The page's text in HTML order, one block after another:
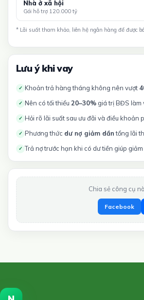
Nhà ở xã hội
Gói hỗ trợ 120.000 tỷ
* Lãi suất tham khảo, liên hệ ngân hàng để được
Lưu ý khi vay
✓ Khoản trả hàng tháng không nên vượt
✓ Nên có tối thiểu 20–30% giá trị BĐS làm
✓ Hỏi rõ lãi suất sau ưu đãi và điều khoản
✓ Phương thức dư nợ giảm dầntổng lãi
✓ Trả nợ trước hạn khi có dư tiền giúp
Chia sẻ công cụ
Facebook